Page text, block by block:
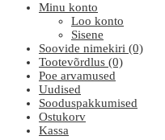
Minu konto
Loo konto
Sisene
Soovide nimekiri (0)
Tootevõrdlus (0)
Poe arvamused
Uudised
Sooduspakkumised
Ostukorv
Kassa